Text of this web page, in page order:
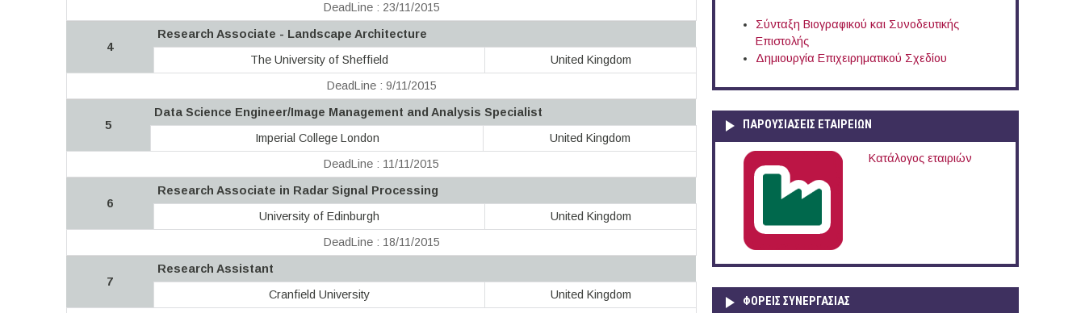
DeadLine : 23/11/2015
4
Research Associate - Landscape Architecture
The University of Sheffield
United Kingdom
DeadLine : 9/11/2015
5
Data Science Engineer/Image Management and Analysis Specialist
Imperial College London
United Kingdom
DeadLine : 11/11/2015
6
Research Associate in Radar Signal Processing
University of Edinburgh
United Kingdom
DeadLine : 18/11/2015
7
Research Assistant
Cranfield University
United Kingdom
Σύνταξη Βιογραφικού και Συνοδευτικής
Επιστολής
Δημιουργία Επιχειρηματικού Σχεδίου
ΠΑΡΟΥΣΙΆΣΕΙΣ ΕΤΑΙΡΕΙΏΝ
Κατάλογος εταιριών
ΦΟΡΕΙΣ ΣΥΝΕΡΓΑΣΙΑΣ